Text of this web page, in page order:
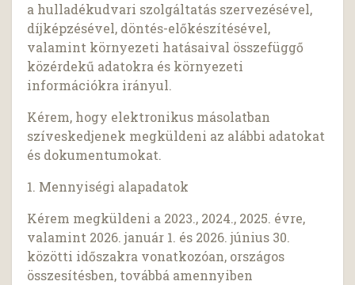
a hulladékudvari szolgáltatás szervezésével,
díjképzésével, döntés-előkészítésével,
valamint környezeti hatásaival összefüggő
közérdekű adatokra és környezeti
információkra irányul.
Kérem, hogy elektronikus másolatban
szíveskedjenek megküldeni az alábbi adatokat
és dokumentumokat.
1. Mennyiségi alapadatok
Kérem megküldeni a 2023., 2024., 2025. évre,
valamint 2026. január 1. és 2026. június 30.
közötti időszakra vonatkozóan, országos
összesítésben, továbbá amennyiben